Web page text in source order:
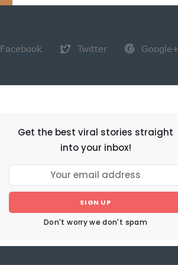
Facebook Twitter Google+
Get the best viral stories straight
into your inbox!
SIGN UP
Don't worry we don't spam